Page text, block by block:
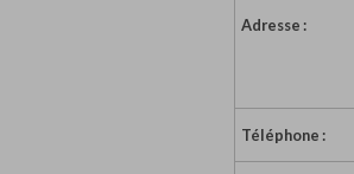
Adresse :
Téléphone :